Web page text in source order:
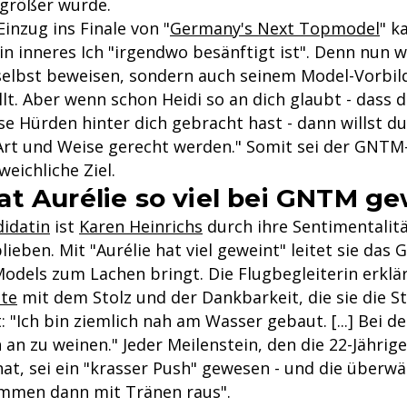
wurde.
ins Finale von "Germany's Next Topmodel"
inneres Ich "irgendwo besänftigt ist". Denn nun
beweisen, sondern auch seinem Model-
Aber wenn schon Heidi so an dich glaubt - dass
Hürden hinter dich gebracht hast - dann willst
und Weise gerecht werden." Somit sei der
Ziel.
Aurélie so viel bei GNTM
ist Karen Heinrichs durch ihre
Mit "Aurélie hat viel geweint" leitet sie das
zum Lachen bringt. Die Flugbegleiterin
mit dem Stolz und der Dankbarkeit, die sie die
"Ich bin ziemlich nah am Wasser gebaut. [...] Bei
an zu weinen." Jeder Meilenstein, den die 22-
sei ein "krasser Push" gewesen - und die
dann mit Tränen raus".